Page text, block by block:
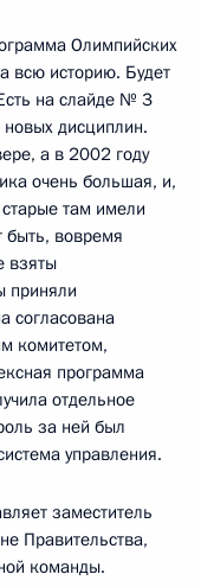
Олимпийских
всю историю. Будет
на слайде № 3
дисциплин.
а в 2002 году
очень большая, и,
там имели
вовремя
взяты
приняли
согласована
комитетом,
программа
отдельное
за ней был
управления.
заместитель
Правительства,
команды.